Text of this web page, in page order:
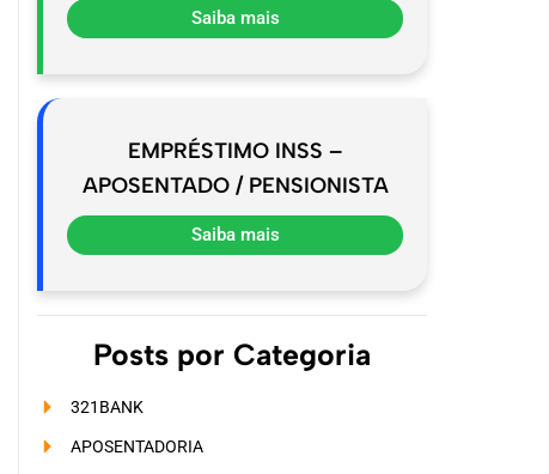
Saiba mais
EMPRÉSTIMO INSS –
APOSENTADO / PENSIONISTA
Saiba mais
Posts por Categoria
321BANK
APOSENTADORIA